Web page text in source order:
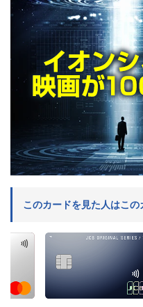
このカードを見た人はこ